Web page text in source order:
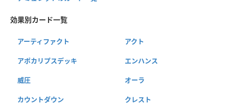
効果別カード一覧
アーティファクト アクト
アポカリプスデッキ エンハンス
威圧 オーラ
カウントダウン クレスト